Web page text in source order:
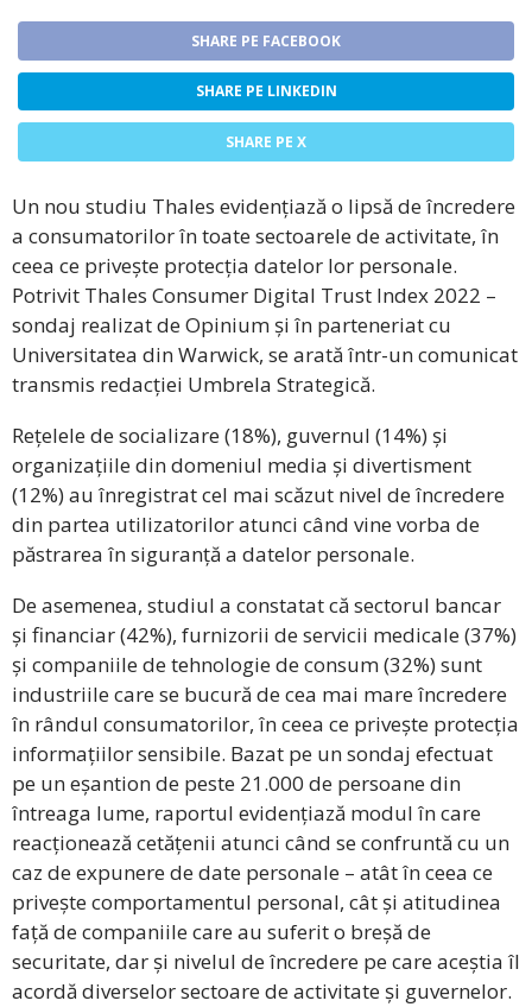
SHARE PE FACEBOOK
SHARE PE LINKEDIN
SHARE PE X
Un nou studiu Thales evidențiază o lipsă de încredere
a consumatorilor în toate sectoarele de activitate, în
ceea ce privește protecția datelor lor personale.
Potrivit Thales Consumer Digital Trust Index 2022 –
sondaj realizat de Opinium și în parteneriat cu
Universitatea din Warwick, se arată într-un comunicat
transmis redacției Umbrela Strategică.
Rețelele de socializare (18%), guvernul (14%) și
organizațiile din domeniul media și divertisment
(12%) au înregistrat cel mai scăzut nivel de încredere
din partea utilizatorilor atunci când vine vorba de
păstrarea în siguranță a datelor personale.
De asemenea, studiul a constatat că sectorul bancar
și financiar (42%), furnizorii de servicii medicale (37%)
și companiile de tehnologie de consum (32%) sunt
industriile care se bucură de cea mai mare încredere
în rândul consumatorilor, în ceea ce privește protecția
informațiilor sensibile. Bazat pe un sondaj efectuat
pe un eșantion de peste 21.000 de persoane din
întreaga lume, raportul evidențiază modul în care
reacționează cetățenii atunci când se confruntă cu un
caz de expunere de date personale – atât în ceea ce
privește comportamentul personal, cât și atitudinea
față de companiile care au suferit o breșă de
securitate, dar și nivelul de încredere pe care aceștia îl
acordă diverselor sectoare de activitate și guvernelor.